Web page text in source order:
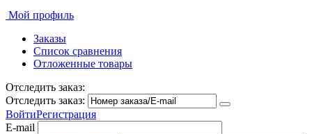
Мой профиль
Заказы
Список сравнения
Отложенные товары
Отследить заказ:
Отследить заказ:
ВойтиРегистрация
E-mail